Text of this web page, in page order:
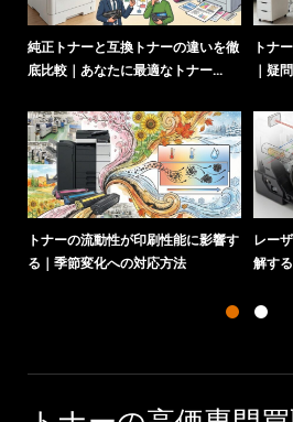
純正トナーと互換トナーの違いを徹
底比較｜あなたに最適なトナー...
トナ
｜疑
トナーの流動性が印刷性能に影響す
る｜季節変化への対応方法
レー
解す